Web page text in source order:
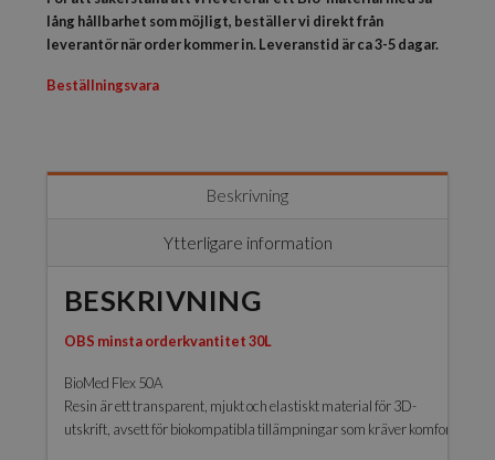
lång hållbarhet som möjligt, beställer vi direkt från
leverantör när order kommer in. Leveranstid är ca 3-5 dagar.
Beställningsvara
Beskrivning
Ytterligare information
BESKRIVNING
OBS minsta orderkvantitet 30L
BioMed Flex 50A
Resin är ett transparent, mjukt och elastiskt material för 3D-
utskrift, avsett för biokompatibla tillämpningar som kräver komfort och